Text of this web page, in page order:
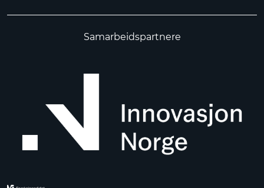
Samarbeidspartnere